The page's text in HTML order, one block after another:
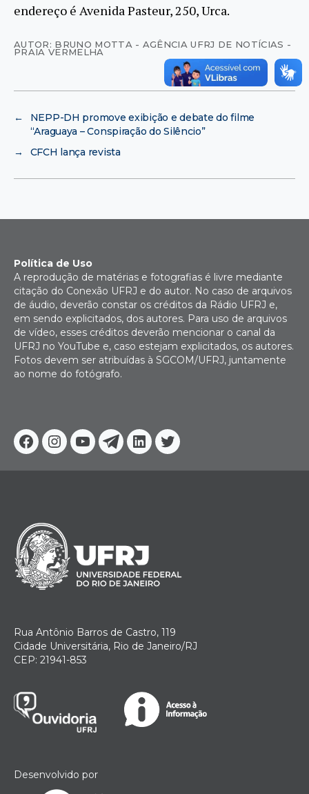
endereço é Avenida Pasteur, 250, Urca.
AUTOR: BRUNO MOTTA - AGÊNCIA UFRJ DE NOTÍCIAS -
PRAIA VERMELHA
←
NEPP-DH promove exibição e debate do filme
“Araguaya – Conspiração do Silêncio”
→
CFCH lança revista
Facebook
Instagram
YoutubeTelegram
Linkedin
Twitter
Política de Uso
A reprodução de matérias e fotografias é livre mediante
citação do Conexão UFRJ e do autor. No caso de arquivos
de áudio, deverão constar os créditos da Rádio UFRJ e,
em sendo explicitados, dos autores. Para uso de arquivos
de vídeo, esses créditos deverão mencionar o canal da
UFRJ no YouTube e, caso estejam explicitados, os autores.
Fotos devem ser atribuídas à SGCOM/UFRJ, juntamente
ao nome do fotógrafo.
Rua Antônio Barros de Castro, 119
Cidade Universitária, Rio de Janeiro/RJ
CEP: 21941-853
Desenvolvido por